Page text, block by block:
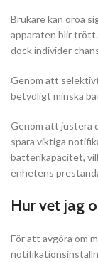
Brukare kan oroa
apparaten blir
dock individer
Genom att
betydligt minska
Genom att justera
spara viktiga
batterikapacitet,
enhetens
Hur vet jag
För att avgöra om